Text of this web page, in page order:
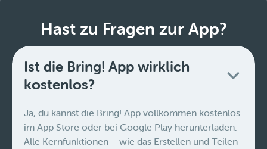
Hast zu Fragen zur App?
Ist die Bring! App wirklich
kostenlos?
Ja, du kannst die Bring! App vollkommen kostenlos
im App Store oder bei Google Play herunterladen.
Alle Kernfunktionen – wie das Erstellen und Teilen